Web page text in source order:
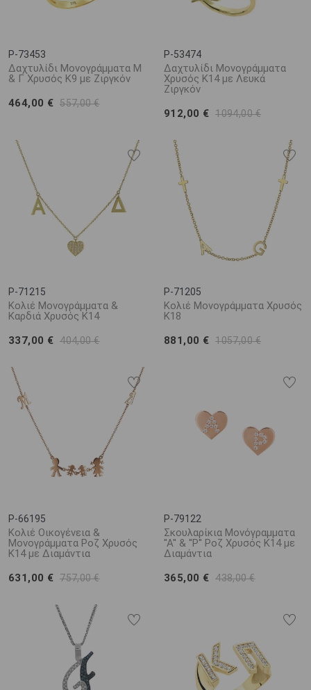
P-73453
Δαχτυλίδι Μονογράμματα Μ
& Γ Χρυσός Κ9 με Ζιργκόν
464,00 € 557,00 €
P-53474
Δαχτυλίδι Μονογράμματα
Χρυσός Κ14 με Λευκά
Ζιργκόν
912,00 € 1094,00 €
P-71215
Κολιέ Μονογράμματα &
Καρδιά Χρυσός Κ14
337,00 € 404,00 €
P-71205
Κολιέ Μονογράμματα Χρυσός
Κ18
881,00 € 1057,00 €
P-66195
Κολιέ Οικογένεια &
Μονογράμματα Ροζ Χρυσός
Κ14 με Διαμάντια
631,00 € 757,00 €
P-79122
Σκουλαρίκια Μονόγραμματα
''Α'' & ''Ρ'' Ροζ Χρυσός Κ14 με
Διαμάντια
365,00 € 438,00 €